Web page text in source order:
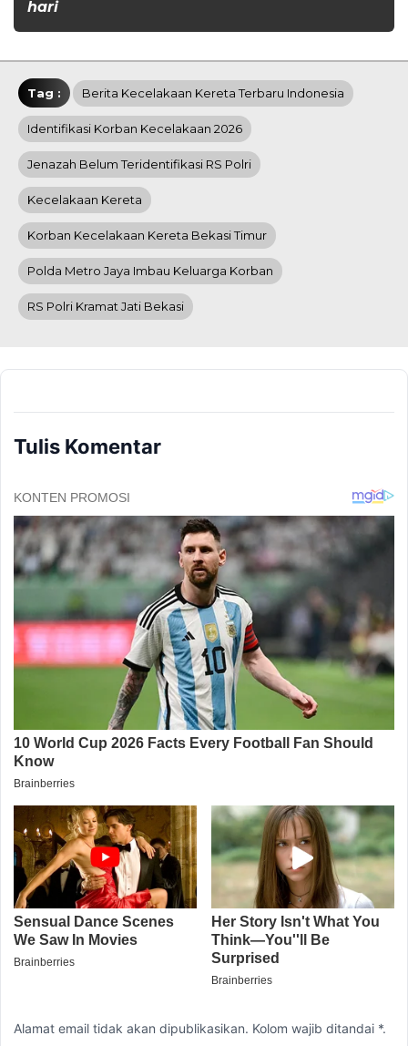
hari
Tag : Berita Kecelakaan Kereta Terbaru Indonesia
Identifikasi Korban Kecelakaan 2026
Jenazah Belum Teridentifikasi RS Polri
Kecelakaan Kereta
Korban Kecelakaan Kereta Bekasi Timur
Polda Metro Jaya Imbau Keluarga Korban
RS Polri Kramat Jati Bekasi
Tulis Komentar
Alamat email tidak akan dipublikasikan. Kolom wajib ditandai *.